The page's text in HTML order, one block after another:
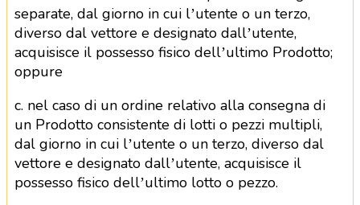
separate, dal giorno in cui l’utente o un terzo,
diverso dal vettore e designato dall’utente,
acquisisce il possesso fisico dell’ultimo Prodotto;
oppure
c. nel caso di un ordine relativo alla consegna di
un Prodotto consistente di lotti o pezzi multipli,
dal giorno in cui l’utente o un terzo, diverso dal
vettore e designato dall’utente, acquisisce il
possesso fisico dell’ultimo lotto o pezzo.